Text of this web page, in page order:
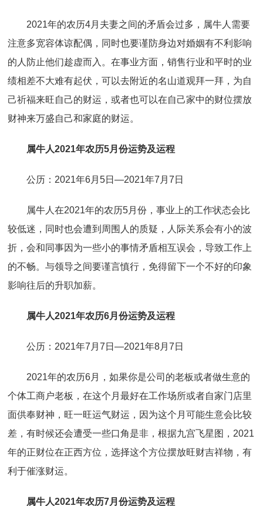
2021年的农历4月夫妻之间的矛盾会过多，属牛人需要
注意多宽容体谅配偶，同时也要谨防身边对婚姻有不利影响
的人防止他们趁虚而入。在事业方面，销售行业和平时的业
绩相差不大难有起伏，可以去附近的名山道观拜一拜，为自
己祈福来旺自己的财运，或者也可以在自己家中的财位摆放
财神来万盛自己和家庭的财运。
属牛人2021年农历5月份运势及运程
公历：2021年6月5日—2021年7月7日
属牛人在2021年的农历5月份，事业上的工作状态会比
较低迷，同时也会遭到周围人的质疑，人际关系会有小的波
折，会和同事因为一些小的事情矛盾相互误会，导致工作上
的不畅。与领导之间要谨言慎行，免得留下一个不好的印象
影响往后的升职加薪。
属牛人2021年农历6月份运势及运程
公历：2021年7月7日—2021年8月7日
2021年的农历6月，如果你是公司的老板或者做生意的
个体工商户老板，在这个月最好在工作场所或者自家门店里
面供奉财神，旺一旺运气财运，因为这个月可能生意会比较
差，有时候还会遭受一些口角是非，根据九宫飞星图，2021
年的正财位在正西方位，选择这个方位摆放旺财吉祥物，有
利于催涨财运。
属牛人2021年农历7月份运势及运程